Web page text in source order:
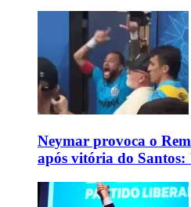
Neymar provoca o
após vitória do